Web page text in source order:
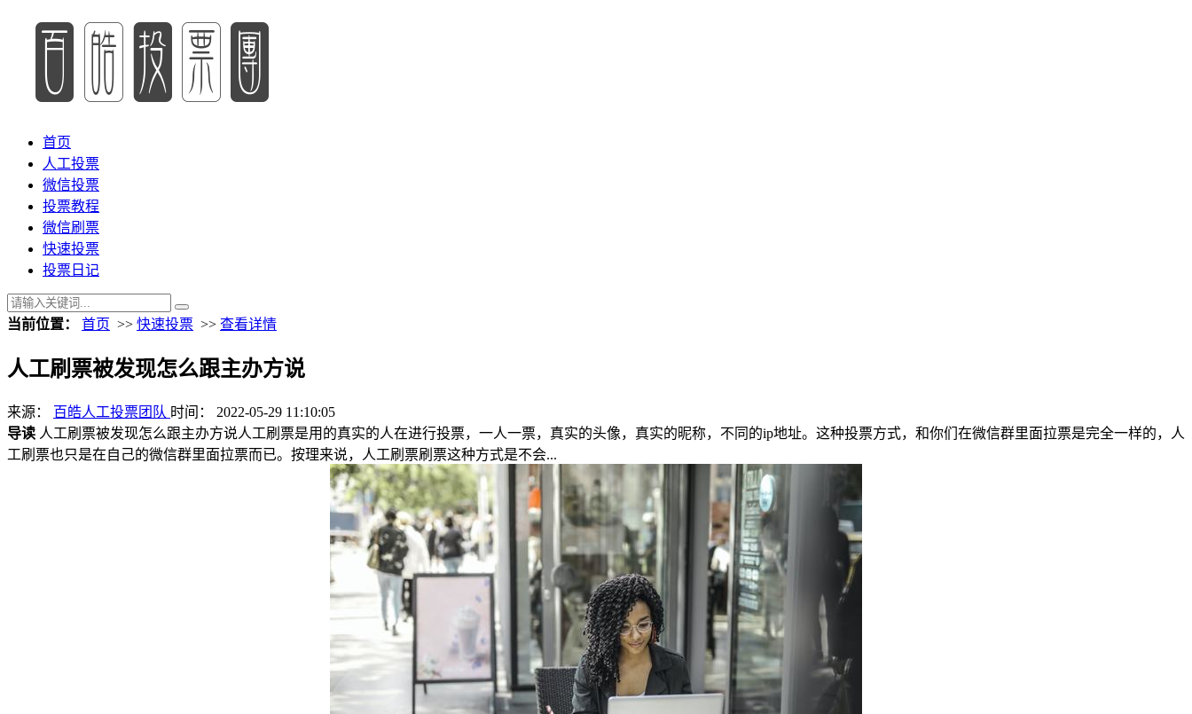
首页
人工投票
微信投票
投票教程
微信刷票
快速投票
投票日记
当前位置： 首页 >> 快速投票 >> 查看详情
人工刷票被发现怎么跟主办方说
来源： 百皓人工投票团队 时间： 2022-05-29 11:10:05
导读 人工刷票被发现怎么跟主办方说人工刷票是用的真实的人在进行投票，一人一票，真实的头像，真实的昵称，不同的ip地址。这种投票方式，和你们在微信群里面拉票是完全一样的，人
工刷票也只是在自己的微信群里面拉票而已。按理来说，人工刷票刷票这种方式是不会...